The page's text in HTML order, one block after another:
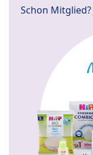
Schon Mitglied?